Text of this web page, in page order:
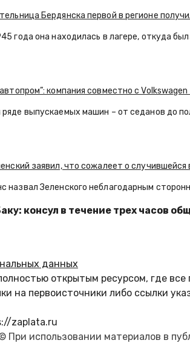
Бердянска первой в регионе
года она находилась в лагере, откуда
компания совместно с
ряде выпускаемых машин – от седанов до
заявил, что сожалеет о
назвал Зеленского неблагодарным
консул в течение трех часов
данных
открытым ресурсом, где
на первоисточники либо ссылки
zaplata.ru
При использовании материалов в